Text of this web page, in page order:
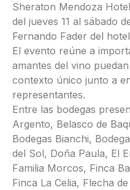
Sheraton Mendoza
del jueves 11 al sábado
Fernando Fader del
El evento reúne a
amantes del vino
contexto único junto a
representantes.
Entre las bodegas
Argento, Belasco de
Bodegas Bianchi,
del Sol, Doña Paula, El
Familia Morcos, Finca
Finca La Celia, Flecha